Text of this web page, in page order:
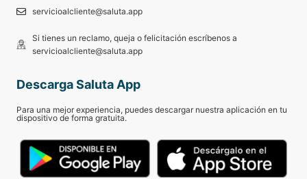
servicioalcliente@saluta.app
Si tienes un reclamo, queja o felicitación escríbenos a
servicioalcliente@saluta.app
Descarga Saluta App
Para una mejor experiencia, puedes descargar nuestra aplicación en tu
dispositivo de forma gratuita.